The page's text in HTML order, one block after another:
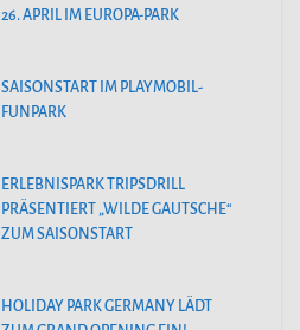
26. APRIL IM EUROPA-PARK
SAISONSTART IM PLAYMOBIL-
FUNPARK
ERLEBNISPARK TRIPSDRILL
PRÄSENTIERT „WILDE GAUTSCHE“
ZUM SAISONSTART
HOLIDAY PARK GERMANY LÄDT